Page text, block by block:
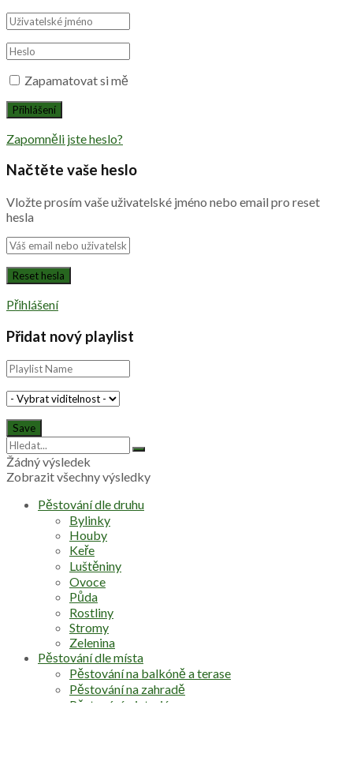
Zapamatovat si mě
Zapomněli jste heslo?
Načtěte vaše heslo
Vložte prosím vaše uživatelské jméno nebo email pro reset
hesla
Přihlášení
Přidat nový playlist
Žádný výsledek
Zobrazit všechny výsledky
Pěstování dle druhu
Bylinky
Houby
Keře
Luštěniny
Ovoce
Půda
Rostliny
Stromy
Zelenina
Pěstování dle místa
Pěstování na balkóně a terase
Pěstování na zahradě
Pěstování v interiéru